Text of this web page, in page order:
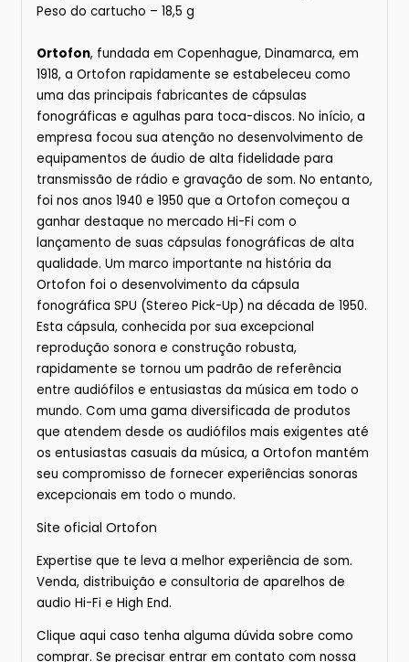
Peso do cartucho – 18,5 g
Ortofon, fundada em Copenhague, Dinamarca, em
1918, a Ortofon rapidamente se estabeleceu como
uma das principais fabricantes de cápsulas
fonográficas e agulhas para toca-discos. No início, a
empresa focou sua atenção no desenvolvimento de
equipamentos de áudio de alta fidelidade para
transmissão de rádio e gravação de som. No entanto,
foi nos anos 1940 e 1950 que a Ortofon começou a
ganhar destaque no mercado Hi-Fi com o
lançamento de suas cápsulas fonográficas de alta
qualidade. Um marco importante na história da
Ortofon foi o desenvolvimento da cápsula
fonográfica SPU (Stereo Pick-Up) na década de 1950.
Esta cápsula, conhecida por sua excepcional
reprodução sonora e construção robusta,
rapidamente se tornou um padrão de referência
entre audiófilos e entusiastas da música em todo o
mundo. Com uma gama diversificada de produtos
que atendem desde os audiófilos mais exigentes até
os entusiastas casuais da música, a Ortofon mantém
seu compromisso de fornecer experiências sonoras
excepcionais em todo o mundo.
Site oficial Ortofon
Expertise que te leva a melhor experiência de som.
Venda, distribuição e consultoria de aparelhos de
audio Hi-Fi e High End.
Clique aqui caso tenha alguma dúvida sobre como
comprar. Se precisar entrar em contato com nossa